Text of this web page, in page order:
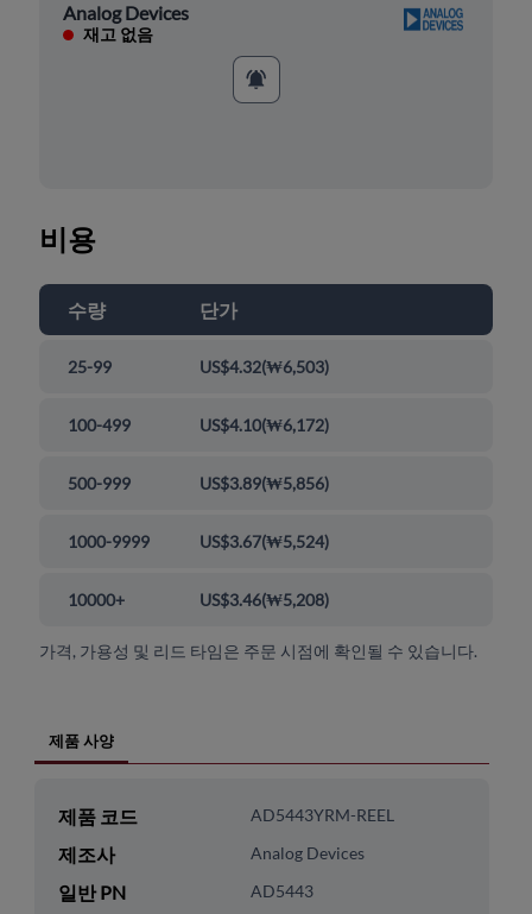
Analog Devices
재고 없음
비용
수량 단가
25-99 US$4.32(₩6,503)
100-499 US$4.10(₩6,172)
500-999 US$3.89(₩5,856)
1000-9999 US$3.67(₩5,524)
10000+ US$3.46(₩5,208)
가격, 가용성 및 리드 타임은 주문 시점에 확인될 수 있습니다.
제품 사양
제품 코드 AD5443YRM-REEL
제조사 Analog Devices
일반 PN AD5443